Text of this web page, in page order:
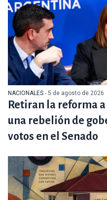
NACIONALES - 5 de agosto de 2026
Retiran la reforma
una rebelión de
votos en el Senado